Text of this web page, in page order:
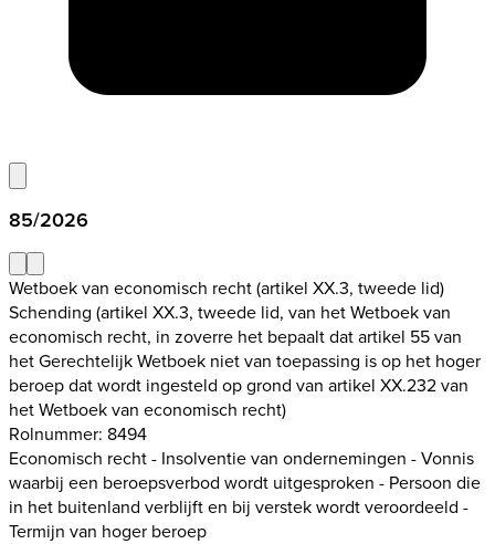
85/2026
Wetboek van economisch recht (artikel XX.3, tweede lid)
Schending (artikel XX.3, tweede lid, van het Wetboek van
economisch recht, in zoverre het bepaalt dat artikel 55 van
het Gerechtelijk Wetboek niet van toepassing is op het hoger
beroep dat wordt ingesteld op grond van artikel XX.232 van
het Wetboek van economisch recht)
Rolnummer: 8494
Economisch recht - Insolventie van ondernemingen - Vonnis
waarbij een beroepsverbod wordt uitgesproken - Persoon die
in het buitenland verblijft en bij verstek wordt veroordeeld -
Termijn van hoger beroep